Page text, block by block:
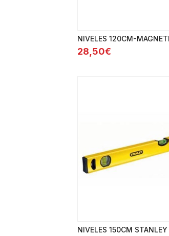
NIVELES 120CM-
28,50€
NIVELES 150CM STANLEY